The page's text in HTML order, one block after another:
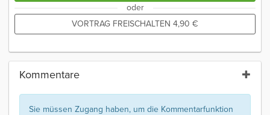
oder
VORTRAG FREISCHALTEN 4,90 €
Kommentare
Sie müssen Zugang haben, um die Kommentarfunktion